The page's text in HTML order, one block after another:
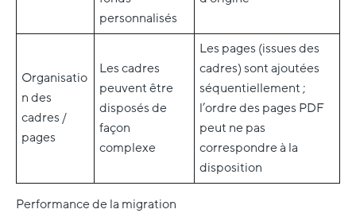
personnalisés
Organisatio
n des
cadres /
pages
Les cadres
peuvent être
disposés de
façon
complexe
Les pages (issues des
cadres) sont ajoutées
séquentiellement ;
l’ordre des pages PDF
peut ne pas
correspondre à la
disposition
Performance de la migration